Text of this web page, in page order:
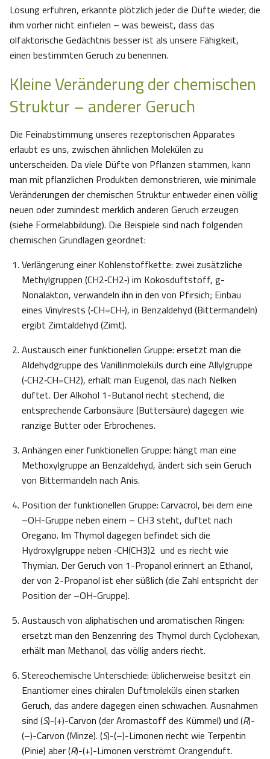
Lösung erfuhren, erkannte plötzlich jeder die Düfte wieder, die
ihm vorher nicht einfielen – was beweist, dass das
olfaktorische Gedächtnis besser ist als unsere Fähigkeit,
einen bestimmten Geruch zu benennen.
Kleine Veränderung der chemischen
Struktur – anderer Geruch
Die Feinabstimmung unseres rezeptorischen Apparates
erlaubt es uns, zwischen ähnlichen Molekülen zu
unterscheiden. Da viele Düfte von Pflanzen stammen, kann
man mit pflanzlichen Produkten demonstrieren, wie minimale
Veränderungen der chemischen Struktur entweder einen völlig
neuen oder zumindest merklich anderen Geruch erzeugen
(siehe Formelabbildung). Die Beispiele sind nach folgenden
chemischen Grundlagen geordnet:
Verlängerung einer Kohlenstoffkette: zwei zusätzliche
Methylgruppen (CH2‑CH2‑) im Kokosduftstoff, g-
Nonalakton, verwandeln ihn in den von Pfirsich; Einbau
eines Vinylrests (‑CH=CH‑), in Benzaldehyd (Bittermandeln)
ergibt Zimtaldehyd (Zimt).
Austausch einer funktionellen Gruppe: ersetzt man die
Aldehydgruppe des Vanillinmoleküls durch eine Allylgruppe
(‑CH2‑CH=CH2), erhält man Eugenol, das nach Nelken
duftet. Der Alkohol 1-Butanol riecht stechend, die
entsprechende Carbonsäure (Buttersäure) dagegen wie
ranzige Butter oder Erbrochenes.
Anhängen einer funktionellen Gruppe: hängt man eine
Methoxylgruppe an Benzaldehyd, ändert sich sein Geruch
von Bittermandeln nach Anis.
Position der funktionellen Gruppe: Carvacrol, bei dem eine
–OH-Gruppe neben einem – CH3 steht, duftet nach
Oregano. Im Thymol dagegen befindet sich die
Hydroxylgruppe neben ‑CH(CH3)2 und es riecht wie
Thymian. Der Geruch von 1-Propanol erinnert an Ethanol,
der von 2-Propanol ist eher süßlich (die Zahl entspricht der
Position der –OH-Gruppe).
Austausch von aliphatischen und aromatischen Ringen:
ersetzt man den Benzenring des Thymol durch Cyclohexan,
erhält man Methanol, das völlig anders riecht.
Stereochemische Unterschiede: üblicherweise besitzt ein
Enantiomer eines chiralen Duftmoleküls einen starken
Geruch, das andere dagegen einen schwachen. Ausnahmen
sind (S)-(+)-Carvon (der Aromastoff des Kümmel) und (R)-
(–)-Carvon (Minze). (S)-(–)-Limonen riecht wie Terpentin
(Pinie) aber (R)-(+)-Limonen verströmt Orangenduft.